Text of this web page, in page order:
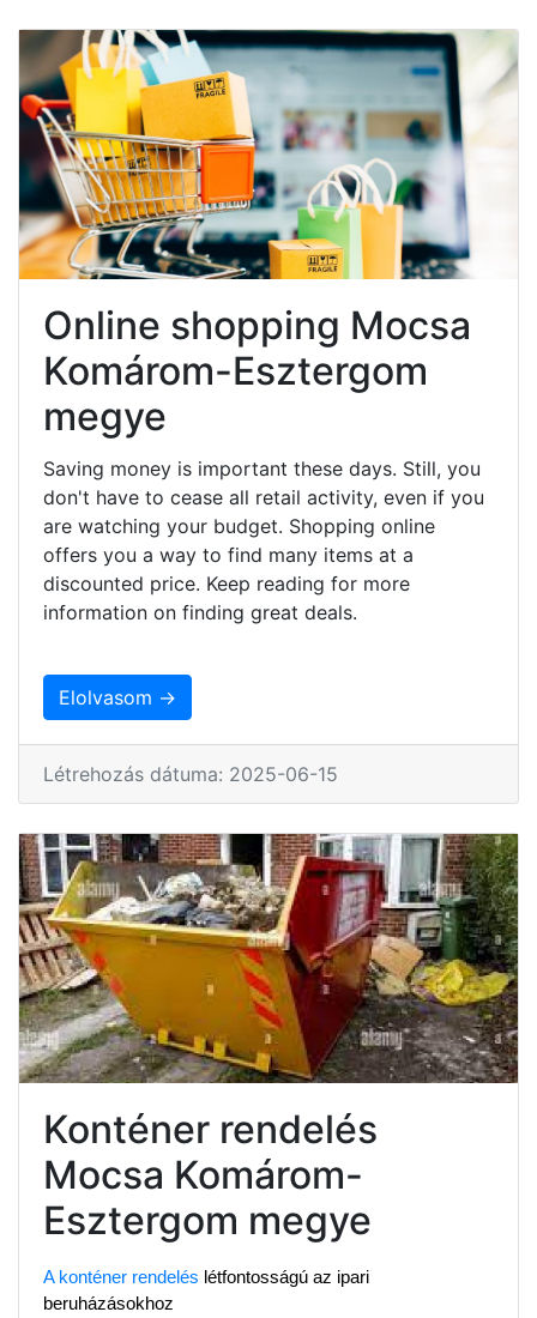
Online shopping Mocsa
Komárom-Esztergom
megye
Saving money is important these days. Still, you
don't have to cease all retail activity, even if you
are watching your budget. Shopping online
offers you a way to find many items at a
discounted price. Keep reading for more
information on finding great deals.
Elolvasom →
Létrehozás dátuma: 2025-06-15
Konténer rendelés
Mocsa Komárom-
Esztergom megye
A konténer rendelés létfontosságú az ipari
beruházásokhoz